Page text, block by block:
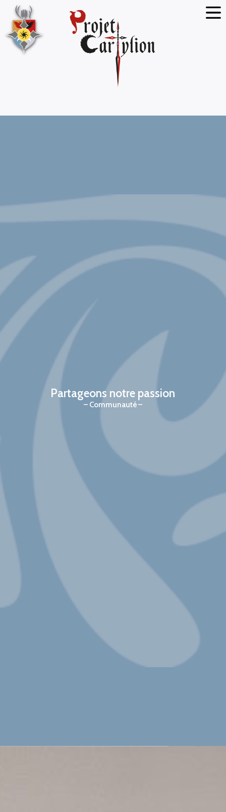
Partageons notre passion
Communauté